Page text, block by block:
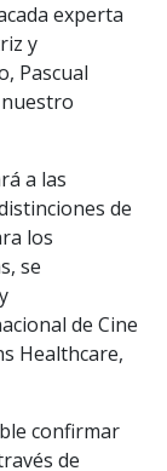
experta
y
Pascual
a las
de
los
se
de Cine
Healthcare,
confirmar
de